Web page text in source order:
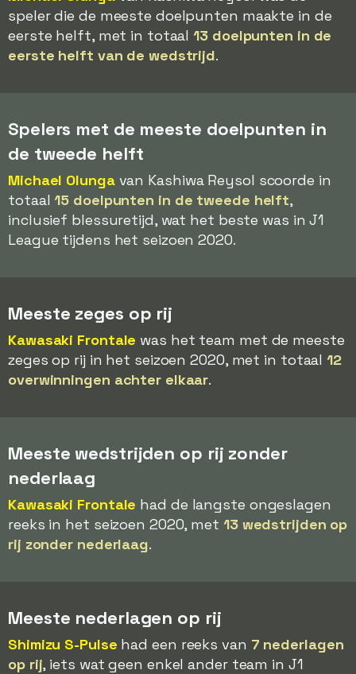
speler die de meeste doelpunten maakte in de
eerste helft, met in totaal13 doelpunten in de
eerste helft van de wedstrijd.
Spelers met de meeste doelpunten in
de tweede helft
Michael Olungavan Kashiwa Reysol scoorde in
totaal15 doelpunten in de tweede helft,
inclusief blessuretijd, wat het beste was in J1
League tijdens het seizoen 2020.
Meeste zeges op rij
Kawasaki Frontale was het team met de meeste
zeges op rij in het seizoen 2020, met in totaal12
overwinningen achter elkaar.
Meeste wedstrijden op rij zonder
nederlaag
Kawasaki Frontale had de langste ongeslagen
reeks in het seizoen 2020, met 13 wedstrijden op
rij zonder nederlaag.
Meeste nederlagen op rij
Shimizu S-Pulse had een reeks van 7 nederlagen
op rij, iets wat geen enkel ander team in J1